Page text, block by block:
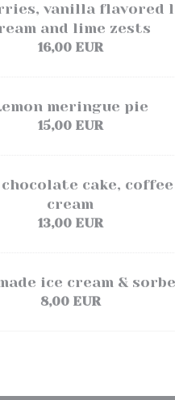
vanilla flavored
and lime zests
16,00 EUR
meringue pie
15,00 EUR
cake,
cream
13,00 EUR
ice cream &
8,00 EUR